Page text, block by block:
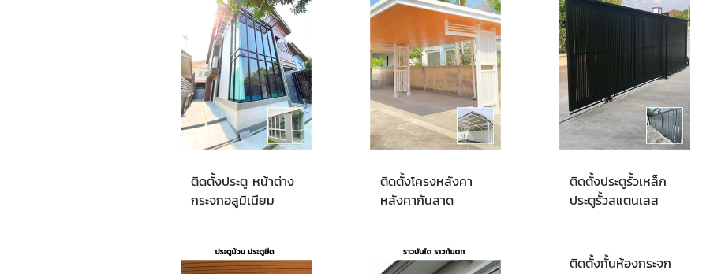
ติดตั้งประตู หน้าต่าง
กระจกอลูมิเนียม
ติดตั้งโครงหลังคา
หลังคากันสาด
ติดตั้งประตูรั้วเหล็ก
ประตูรั้วสแตนเลส
ติดตั้งกั้นห้องกระจก